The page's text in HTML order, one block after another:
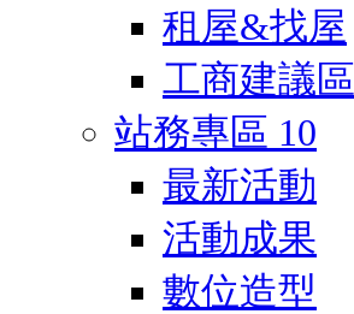
租屋&找屋
工商建議區
站務專區 10
最新活動
活動成果
數位造型